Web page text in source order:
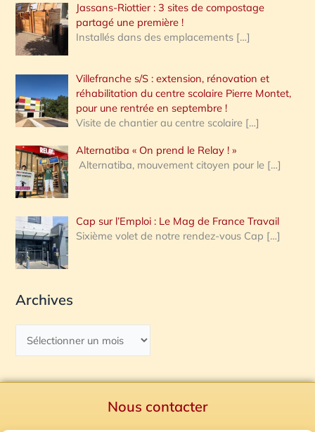
Jassans-Riottier : 3 sites de compostage
partagé une première !
Installés dans des emplacements […]
Villefranche s/S : extension, rénovation et
réhabilitation du centre scolaire Pierre Montet,
pour une rentrée en septembre !
Visite de chantier au centre scolaire […]
Alternatiba « On prend le Relay ! »
Alternatiba, mouvement citoyen pour le […]
Cap sur l’Emploi : Le Mag de France Travail
Sixième volet de notre rendez-vous Cap […]
Archives
Nous contacter